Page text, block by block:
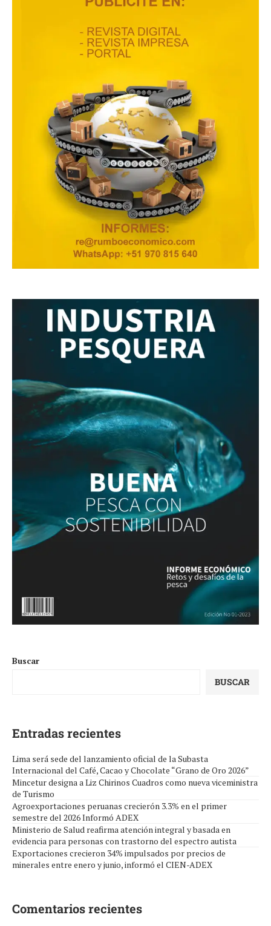
Buscar
BUSCAR
Entradas recientes
Lima será sede del lanzamiento oficial de la Subasta
Internacional del Café, Cacao y Chocolate “Grano de Oro 2026”
Mincetur designa a Liz Chirinos Cuadros como nueva viceministra
de Turismo
Agroexportaciones peruanas crecierón 3.3% en el primer
semestre del 2026 Informó ADEX
Ministerio de Salud reafirma atención integral y basada en
evidencia para personas con trastorno del espectro autista
Exportaciones crecieron 34% impulsados por precios de
minerales entre enero y junio, informó el CIEN-ADEX
Comentarios recientes